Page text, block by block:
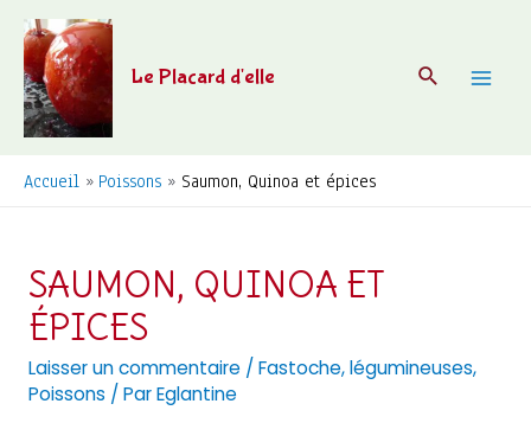
Aller
contenu
Le Placard d'elle
Accueil Poissons Saumon, Quinoa et épices
SAUMON, QUINOA ET
ÉPICES
Laisser un commentaire /Fastoche,légumineuses,
Poissons / ParEglantine